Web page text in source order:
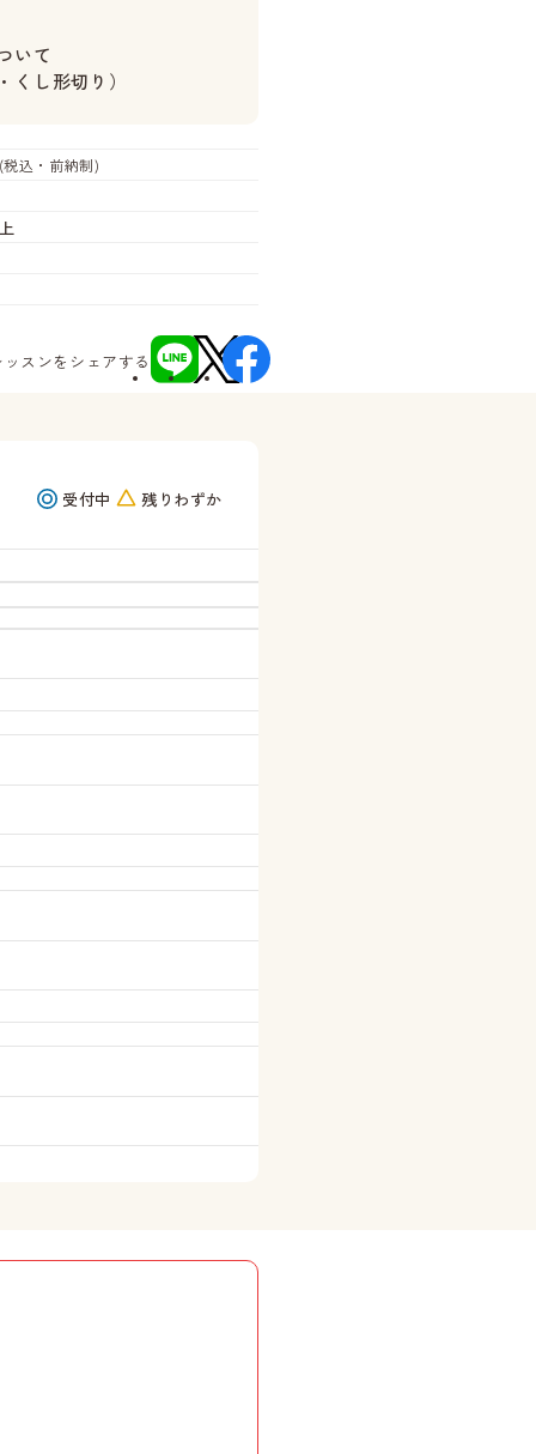
いて
くし形切り）
(税込・前納制)
ッスンをシェアする
受付中 残りわずか